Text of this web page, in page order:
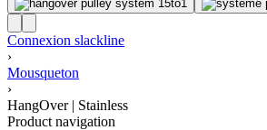
Connexion slackline
›
Mousqueton
›
HangOver | Stainless
Product navigation